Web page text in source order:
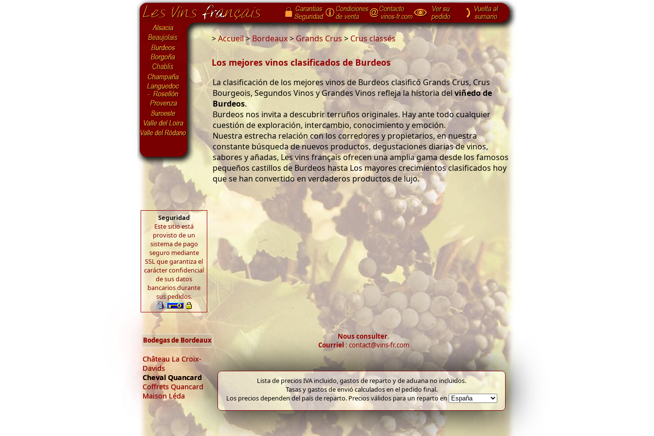
Seguridad
Este sitio está
provisto de un
sistema de pago
seguro mediante
SSL que garantiza el
carácter confidencial
de sus datos
bancarios durante
sus pedidos.
>Accueil>Bordeaux> Grands Crus > Crus classés
Los mejores vinos clasificados de Burdeos
La clasificación de los mejores vinos de Burdeos clasificó Grands Crus, Crus
Bourgeois, Segundos Vinos y Grandes Vinos refleja la historia del viñedo de
Burdeos.
Burdeos nos invita a descubrir terruños originales. Hay ante todo cualquier
cuestión de exploración, intercambio, conocimiento y emoción.
Nuestra estrecha relación con los corredores y propietarios, en nuestra
constante búsqueda de nuevos productos, degustaciones diarias de vinos,
sabores y añadas, Les vins français ofrecen una amplia gama desde los famosos
pequeños castillos de Burdeos hasta Los mayores crecimientos clasificados hoy
que se han convertido en verdaderos productos de lujo.
Bodegas de Bordeaux
Château La Croix-
Davids
Cheval Quancard
Coffrets Quancard
Maison Léda
Nous consulter.
Courriel : contact@vins-fr.com
Lista de precios IVA incluido, gastos de reparto y de aduana no incluidos.
Tasas y gastos de envió calculados en el pedido final.
Los precios dependen del país de reparto. Precios válidos para un reparto en